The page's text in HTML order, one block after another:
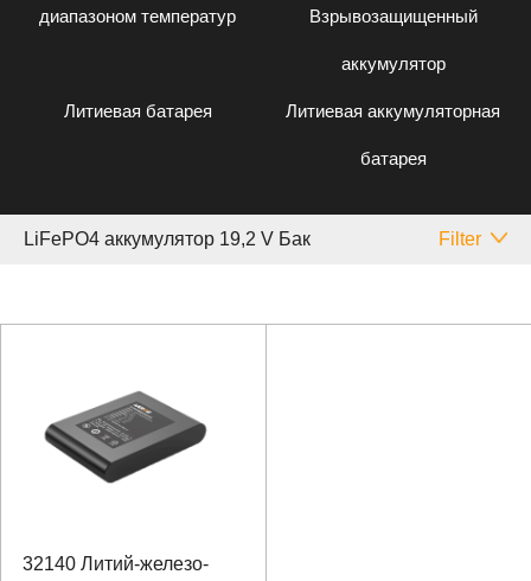
диапазоном температур Взрывозащищенный
аккумулятор
Литиевая батарея Литиевая аккумуляторная
батарея
LiFePO4 аккумулятор 19,2 V Бак Filter
32140 Литий-железо-